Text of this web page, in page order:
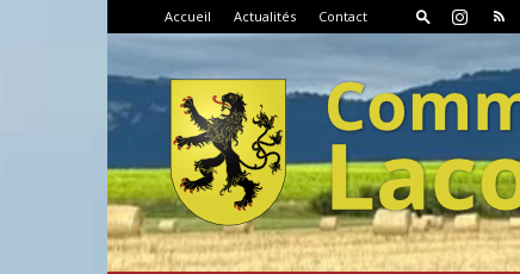
Accueil Actualités Contact